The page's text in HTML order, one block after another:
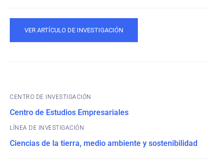
VER ARTÍCULO DE INVESTIGACIÓN
CENTRO DE INVESTIGACIÓN
Centro de Estudios Empresariales
Ciencias de la tierra, medio ambiente y sostenibilidad